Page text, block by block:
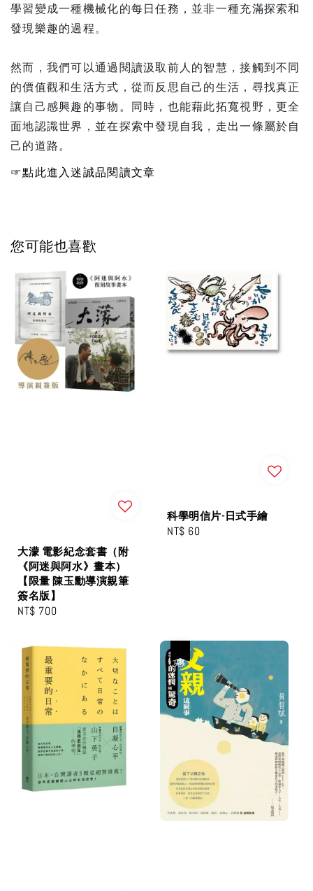
學習變成一種機械化的每日任務，並非一種充滿探索和
發現樂趣的過程。
然而，我們可以通過閱讀汲取前人的智慧，接觸到不同
的價值觀和生活方式，從而反思自己的生活，尋找真正
讓自己感興趣的事物。同時，也能藉此拓寬視野，更全
面地認識世界，並在探索中發現自我，走出一條屬於自
己的道路。
☞點此進入迷誠品閱讀文章
您可能也喜歡
大濛 電影紀念套書（附
《阿迷與阿水》畫本）
【限量 陳玉勳導演親筆
簽名版】
Regular
NT$ 700
科學明信片-日式手繪
Regular
NT$ 60